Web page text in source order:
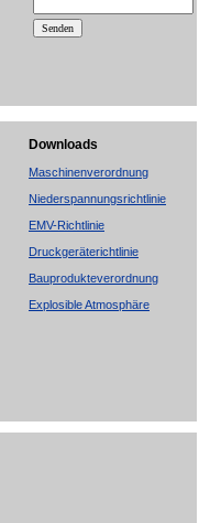
Downloads
Maschinenverordnung
Niederspannungsrichtlinie
EMV-Richtlinie
Druckgeräterichtlinie
Bauprodukteverordnung
Explosible Atmosphäre